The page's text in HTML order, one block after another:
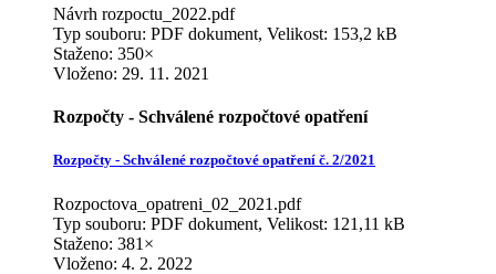
Návrh rozpoctu_2022.pdf
Typ souboru: PDF dokument, Velikost: 153,2 kB
Staženo: 350×
Vloženo: 29. 11. 2021
Rozpočty - Schválené rozpočtové opatření
Rozpočty - Schválené rozpočtové opatření č. 2/2021
Rozpoctova_opatreni_02_2021.pdf
Typ souboru: PDF dokument, Velikost: 121,11 kB
Staženo: 381×
Vloženo: 4. 2. 2022